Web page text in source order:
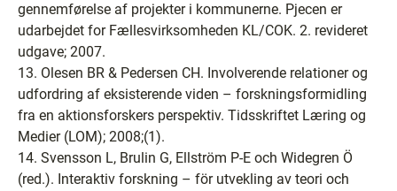
gennemførelse af projekter i kommunerne. Pjecen er
udarbejdet for Fællesvirksomheden KL/COK. 2. revideret
udgave; 2007.
13. Olesen BR & Pedersen CH. Involverende relationer og
udfordring af eksisterende viden – forskningsformidling
fra en aktionsforskers perspektiv. Tidsskriftet Læring og
Medier (LOM); 2008;(1).
14. Svensson L, Brulin G, Ellström P-E och Widegren Ö
(red.). Interaktiv forskning – för utvekling av teori och